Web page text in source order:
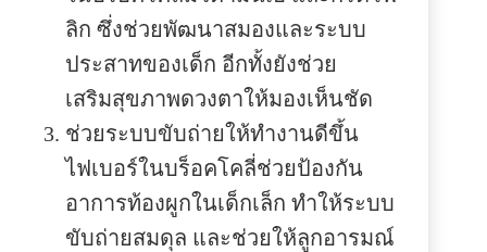
ลิก ซึ่งช่วยพัฒนาสมองและระบบ
ประสาทของเด็ก อีกทั้งยังช่วย
เสริมสุขภาพดวงตาให้มองเห็นชัด
ช่วยระบบขับถ่ายให้ทำงานดีขึ้น
ไฟเบอร์ในบร็อคโคลี่ช่วยป้องกัน
อาการท้องผูกในเด็กเล็ก ทำให้ระบบ
ขับถ่ายสมดุล และช่วยให้ลูกอารมณ์